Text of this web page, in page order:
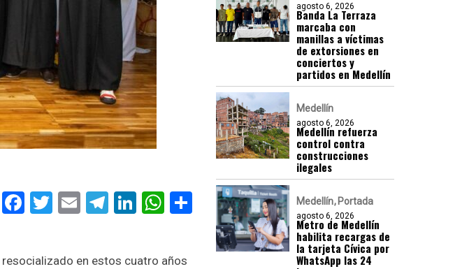
Facebook
Twitter
EmailTelegram
LinkedIn
WhatsApp
Compartir
en estos cuatro años
agosto 6, 2026
Banda La Terraza
marcaba con
manillas a víctimas
de extorsiones en
conciertos y
partidos en Medellín
Medellín
agosto 6, 2026
Medellín refuerza
control contra
construcciones
ilegales
Medellín Portada
agosto 6, 2026
Metro de Medellín
habilita recargas de
la tarjeta Cívica por
WhatsApp las 24